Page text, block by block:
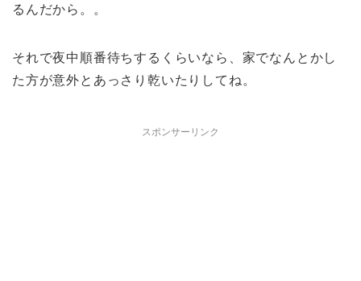
るんだから。。
それで夜中順番待ちするくらいなら、家でなんとかし
た方が意外とあっさり乾いたりしてね。
スポンサーリンク